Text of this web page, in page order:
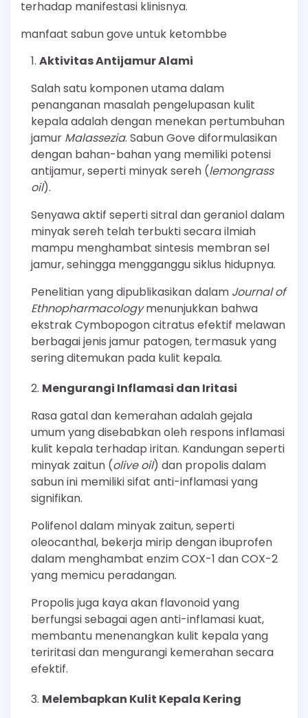
terhadap manifestasi klinisnya.
manfaat sabun gove untuk ketombbe
Aktivitas Antijamur Alami
Salah satu komponen utama dalam
penanganan masalah pengelupasan kulit
kepala adalah dengan menekan pertumbuhan
jamur Malassezia. Sabun Gove diformulasikan
dengan bahan-bahan yang memiliki potensi
antijamur, seperti minyak sereh (lemongrass
oil).
Senyawa aktif seperti sitral dan geraniol dalam
minyak sereh telah terbukti secara ilmiah
mampu menghambat sintesis membran sel
jamur, sehingga mengganggu siklus hidupnya.
Penelitian yang dipublikasikan dalam Journal of
Ethnopharmacologymenunjukkan bahwa
ekstrak Cymbopogon citratus efektif melawan
berbagai jenis jamur patogen, termasuk yang
sering ditemukan pada kulit kepala.
Mengurangi Inflamasi dan Iritasi
Rasa gatal dan kemerahan adalah gejala
umum yang disebabkan oleh respons inflamasi
kulit kepala terhadap iritan. Kandungan seperti
minyak zaitun (olive oil) dan propolis dalam
sabun ini memiliki sifat anti-inflamasi yang
signifikan.
Polifenol dalam minyak zaitun, seperti
oleocanthal, bekerja mirip dengan ibuprofen
dalam menghambat enzim COX-1 dan COX-2
yang memicu peradangan.
Propolis juga kaya akan flavonoid yang
berfungsi sebagai agen anti-inflamasi kuat,
membantu menenangkan kulit kepala yang
teriritasi dan mengurangi kemerahan secara
efektif.
Melembapkan Kulit Kepala Kering